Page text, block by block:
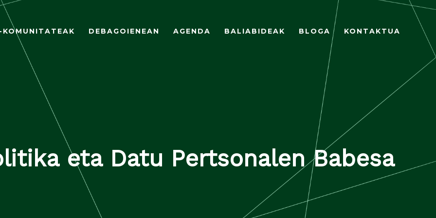
KOMUNITATEAK DEBAGOIENEAN AGENDA BALIABIDEAK BLOGA
KONTAKTUA
eta Datu Pertsonalen Babesa